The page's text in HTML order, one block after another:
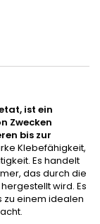
ist ein
Zwecken
bis zur
Klebefähigkeit,
Es handelt
das durch die
wird. Es
zu einem idealen